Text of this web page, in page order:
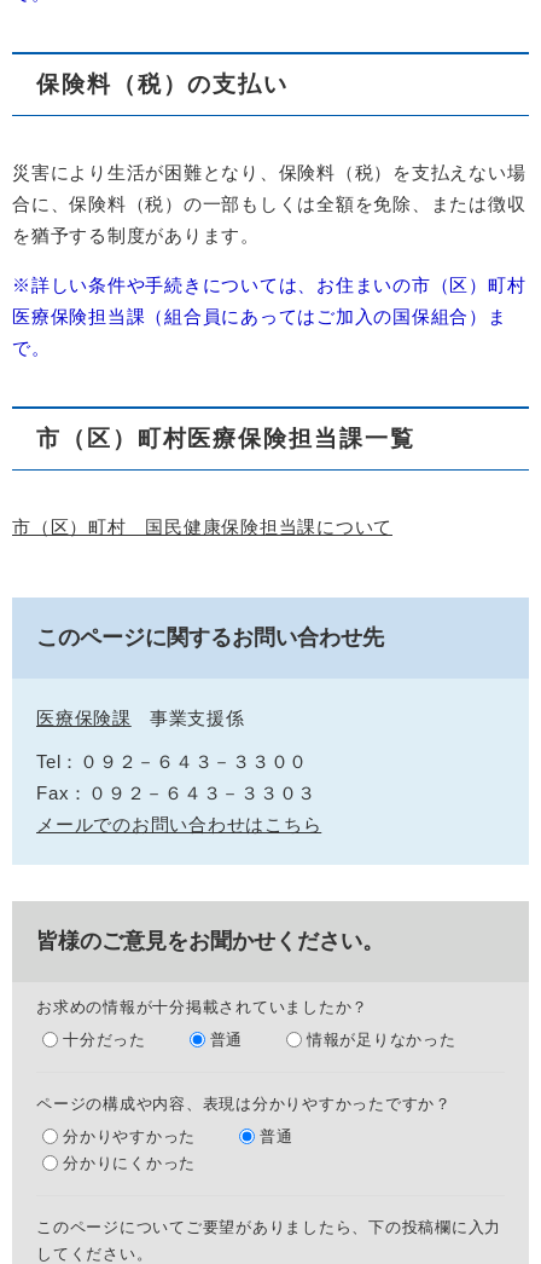
保険料（税）の支払い
災害により生活が困難となり、保険料（税）を支払えない場
合に、保険料（税）の一部もしくは全額を免除、または徴収
を猶予する制度があります。
※詳しい条件や手続きについては、お住まいの市（区）町村
医療保険担当課（組合員にあってはご加入の国保組合）ま
で。
市（区）町村医療保険担当課一覧
市（区）町村 国民健康保険担当課について
このページに関するお問い合わせ先
医療保険課 事業支援係
Tel：０９２－６４３－３３００
Fax：０９２－６４３－３３０３
メールでのお問い合わせはこちら
皆様のご意見をお聞かせください。
お求めの情報が十分掲載されていましたか？
十分だった
普通 情報が足りなかった
ページの構成や内容、表現は分かりやすかったですか？
分かりやすかった
普通
分かりにくかった
このページについてご要望がありましたら、下の投稿欄に入力
してください。